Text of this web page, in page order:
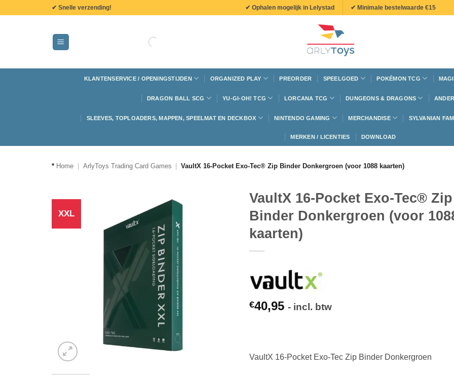
✔ Snelle verzending! ✔ Ophalen mogelijk in Lelystad ✔ Minimale bestelwaarde €15
KLANTENSERVICE / OPENINGSTIJDEN ORGANIZED PLAY PREORDER SPEELGOED POKÉMON TCG
DRAGON BALL SCG YU-GI-OH! TCG LORCANA TCG DUNGEONS & DRAGONS
SLEEVES, TOPLOADERS, MAPPEN, SPEELMAT EN DECKBOX NINTENDO GAMING MERCHANDISE SYLVANIAN
MERKEN / LICENTIES DOWNLOAD
* Home ArlyToys Trading Card Games VaultX 16-Pocket Exo-Tec® Zip Binder Donkergroen (voor 1088 kaarten)
XXL
VaultX 16-Pocket Exo-Tec® Zip
Binder Donkergroen (voor
kaarten)
€40,95 - incl. btw
VaultX 16-Pocket Exo-Tec Zip Binder Donkergroen